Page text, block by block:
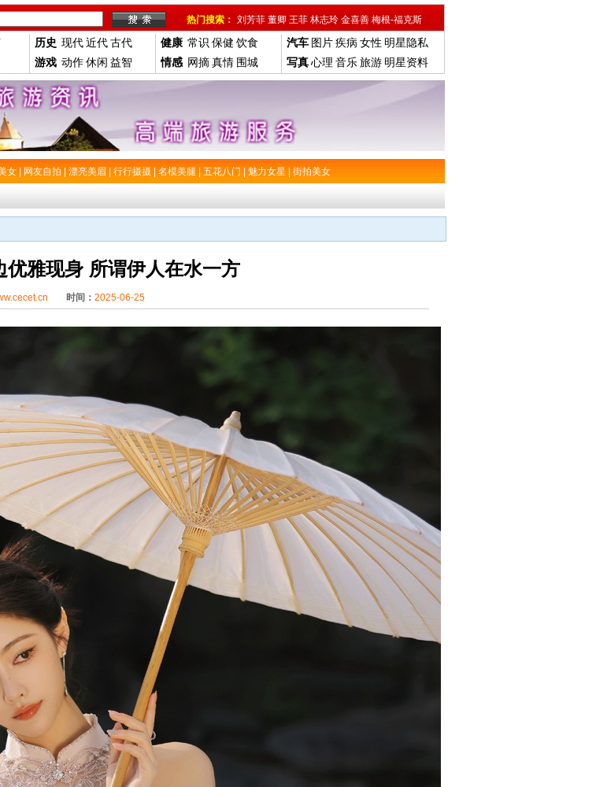
热门搜索： 刘芳菲 董卿 王菲 林志玲 金喜善 梅根-福克斯
历史 现代近代古代
游戏 动作休闲 益智
健康 常识 保健 饮食
情感 网摘真情 围城
汽车 图片疾病 女性 明星隐私
写真心理 音乐旅游 明星资料
女 网友自拍 漂亮美眉 行行摄摄 名模美腿 五花八门 魅力女星 街拍美女
优雅现身 所谓伊人在水一方
时间： 2025-06-25